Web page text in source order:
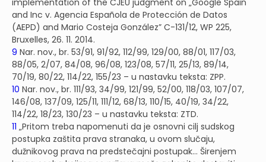
implementation of the CJEU judgment on „Google Spain
and Inc v. Agencia Española de Protección de Datos
(AEPD) and Mario Costeja González” C-131/12, WP 225,
Bruxelles, 26. 11. 2014.
9 Nar. nov., br. 53/91, 91/92, 112/99, 129/00, 88/01, 117/03,
88/05, 2/07, 84/08, 96/08, 123/08, 57/11, 25/13, 89/14,
70/19, 80/22, 114/22, 155/23 – u nastavku teksta: ZPP.
10 Nar. nov., br. 111/93, 34/99, 121/99, 52/00, 118/03, 107/07,
146/08, 137/09, 125/11, 111/12, 68/13, 110/15, 40/19, 34/22,
114/22, 18/23, 130/23 – u nastavku teksta: ZTD.
11 „Pritom treba napomenuti da je osnovni cilj sudskog
postupka zaštita prava stranaka, u ovom slučaju,
dužnikovog prava na predstečajni postupak… Širenjem